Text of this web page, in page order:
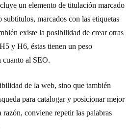
un elemento de titulación marcado
subtítulos, marcados con las etiquetas
existe la posibilidad de crear otras
y H6, éstas tienen un peso
cuanto al SEO.
de la web, sino que también
para catalogar y posicionar mejor
conviene repetir las palabras